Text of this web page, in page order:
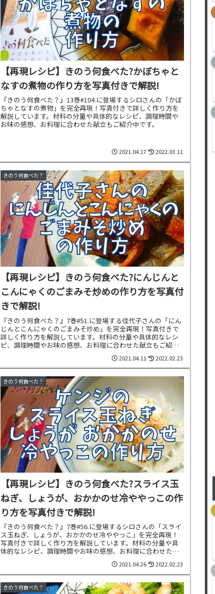
【再現レシピ】きのう何食べた?かぼちゃと
なすの煮物の作り方を写真付きで解説!
『きのう何食べた？』13巻#104.に登場するシロさんの「かぼ
ちゃとなすの煮物」を完全再現！写真付きで詳しく作り方を
解説しています。材料の分量や具体的なレシピ、調理時間や
お味の感想、お料理に合わせた献立もご紹介中です。
2021.04.17 2022.03.11
きのう何食べた？
【再現レシピ】きのう何食べた?にんじんと
こんにゃくのごまみそ炒めの作り方を写真付
きで解説!
『きのう何食べた？』7巻#51.に登場する佳代子さんの「にん
じんとこんにゃくのごまみそ炒め」を完全再現！写真付きで
詳しく作り方を解説しています。材料の分量や具体的なレシ
ピ、調理時間やお味の感想、お料理に合わせた献立もご紹介
2021.04.11 2022.02.23
きのう何食べた？
【再現レシピ】きのう何食べた?スライス玉
ねぎ、しょうが、おかかのせ冷ややっこの作
り方を写真付きで解説!
『きのう何食べた？』7巻#56.に登場するシロさんの「スライ
ス玉ねぎ、しょうが、おかかのせ冷ややっこ」を完全再現！
写真付きで詳しく作り方を解説しています。材料の分量や具
体的なレシピ、調理時間やお味の感想、お料理に合わせた献
2021.04.26 2022.02.23
きのう何食べた？